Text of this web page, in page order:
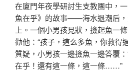
在廈門年夜學研討生支教團中，
魚在乎》的故事——海水退潮后
上。一個小男孩見狀，撿起魚一
勸他：“孩子，這么多魚，你救得
質疑，小男孩一邊撿魚一邊答覆
在乎！還有這一條，這一條……”